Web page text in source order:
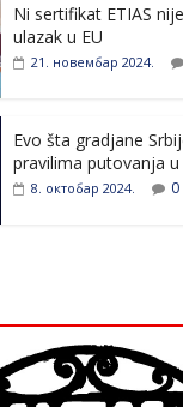
Ni sertifikat ETIAS
ulazak u EU
21. новембар 2024.
Evo šta gradjane
pravilima putovanja u
8. октобар 2024. 0